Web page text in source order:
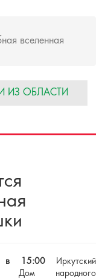
вселенная
ИЗ ОБЛАСТИ
15:00Иркутский
Дом народного